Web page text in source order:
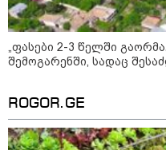
„ფასები 2-3 წელში
შემოგარენში, სადაც
ROGOR.GE